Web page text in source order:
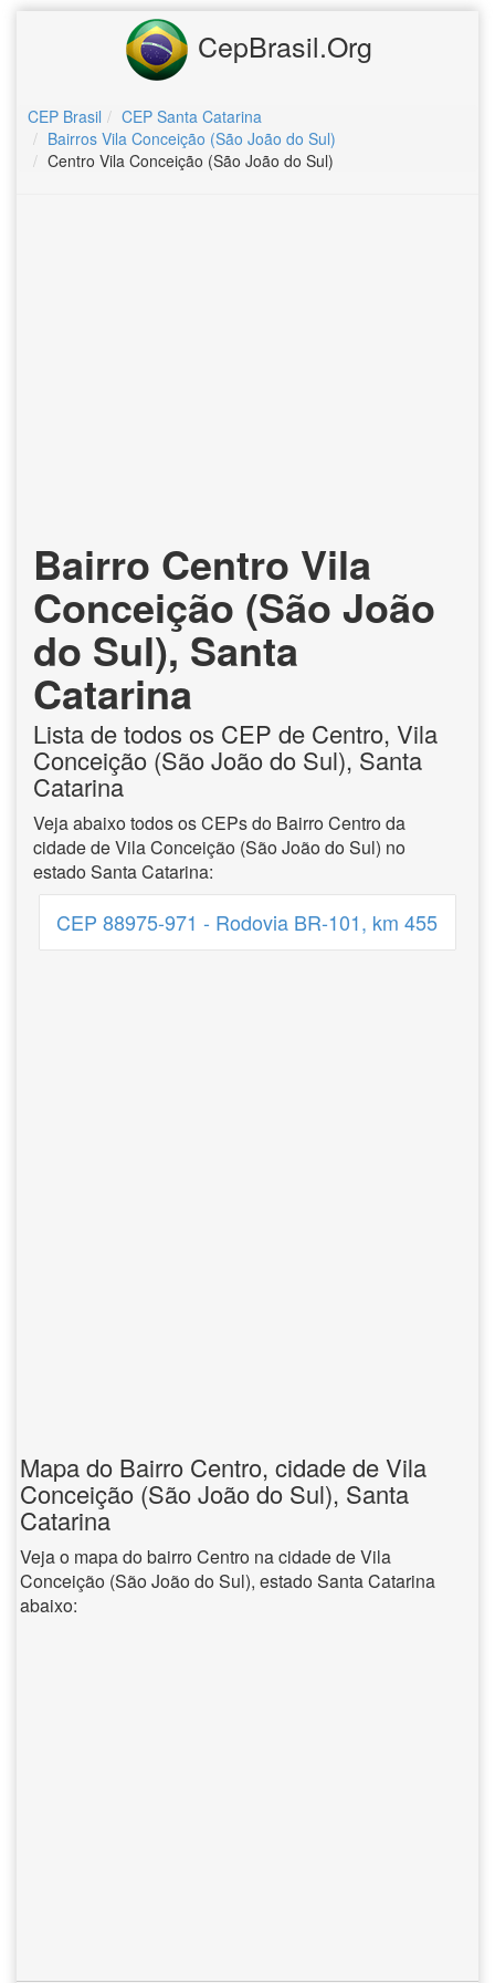
CepBrasil.Org
CEP Brasil
CEP Santa Catarina
Bairros Vila Conceição (São João do Sul)
Centro Vila Conceição (São João do Sul)
Bairro Centro Vila
Conceição (São João
do Sul), Santa
Catarina
Lista de todos os CEP de Centro, Vila
Conceição (São João do Sul), Santa
Catarina
Veja abaixo todos os CEPs do Bairro Centro da
cidade de Vila Conceição (São João do Sul) no
estado Santa Catarina:
CEP 88975-971 - Rodovia BR-101, km 455
Mapa do Bairro Centro, cidade de Vila
Conceição (São João do Sul), Santa
Catarina
Veja o mapa do bairro Centro na cidade de Vila
Conceição (São João do Sul), estado Santa Catarina
abaixo: